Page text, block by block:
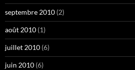
septembre 2010 (2)
août 2010 (1)
juillet 2010 (6)
juin 2010 (6)